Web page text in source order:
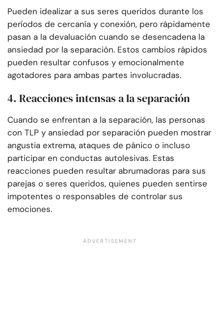
Pueden idealizar a sus seres queridos durante los
períodos de cercanía y conexión, pero rápidamente
pasan a la devaluación cuando se desencadena la
ansiedad por la separación. Estos cambios rápidos
pueden resultar confusos y emocionalmente
agotadores para ambas partes involucradas.
4. Reacciones intensas a la separación
Cuando se enfrentan a la separación, las personas
con TLP y ansiedad por separación pueden mostrar
angustia extrema, ataques de pánico o incluso
participar en conductas autolesivas. Estas
reacciones pueden resultar abrumadoras para sus
parejas o seres queridos, quienes pueden sentirse
impotentes o responsables de controlar sus
emociones.